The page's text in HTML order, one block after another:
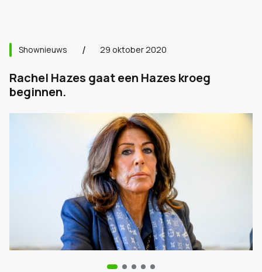
Shownieuws 29 oktober 2020
Rachel Hazes gaat een Hazes kroeg
beginnen.